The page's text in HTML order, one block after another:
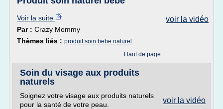
voir la vidéo
Voir la suite
Par : Crazy Mommy
Thèmes liés : produit soin bebe naturel
Haut de page
Soin du visage aux produits
naturels
voir la vidéo
Soignez votre visage aux produits naturels
pour la santé de votre peau.